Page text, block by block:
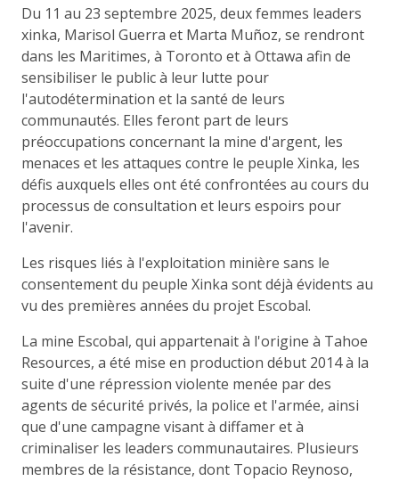
Du 11 au 23 septembre 2025, deux femmes leaders
xinka, Marisol Guerra et Marta Muñoz, se rendront
dans les Maritimes, à Toronto et à Ottawa afin de
sensibiliser le public à leur lutte pour
l'autodétermination et la santé de leurs
communautés. Elles feront part de leurs
préoccupations concernant la mine d'argent, les
menaces et les attaques contre le peuple Xinka, les
défis auxquels elles ont été confrontées au cours du
processus de consultation et leurs espoirs pour
l'avenir.
Les risques liés à l'exploitation minière sans le
consentement du peuple Xinka sont déjà évidents au
vu des premières années du projet Escobal.
La mine Escobal, qui appartenait à l'origine à Tahoe
Resources, a été mise en production début 2014 à la
suite d'une répression violente menée par des
agents de sécurité privés, la police et l'armée, ainsi
que d'une campagne visant à diffamer et à
criminaliser les leaders communautaires. Plusieurs
membres de la résistance, dont Topacio Reynoso,